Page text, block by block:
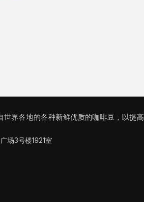
界各地的各种新鲜优质的咖啡豆，以提高
场3号楼1921室